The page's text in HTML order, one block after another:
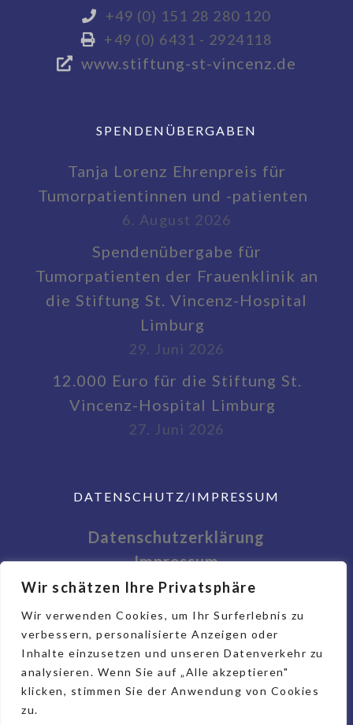
Wir schätzen Ihre Privatsphäre
Wir verwenden Cookies, um Ihr Surferlebnis zu
verbessern, personalisierte Anzeigen oder
Inhalte einzusetzen und unseren Datenverkehr zu
analysieren. Wenn Sie auf „Alle akzeptieren"
klicken, stimmen Sie der Anwendung von Cookies
zu.
+49 (0) 151 28 280 120
+49 (0) 6431 - 2924118
www.stiftung-st-vincenz.de
SPENDENÜBERGABEN
Tanja Lorenz Ehrenpreis für
Tumorpatientinnen und -patienten
6. August 2026
Spendenübergabe für
Tumorpatienten der Frauenklinik an
die Stiftung St. Vincenz-Hospital
Limburg
29. Juni 2026
12.000 Euro für die Stiftung St.
Vincenz-Hospital Limburg
27. Juni 2026
DATENSCHUTZ/IMPRESSUM
Datenschutzerklärung
Impressum